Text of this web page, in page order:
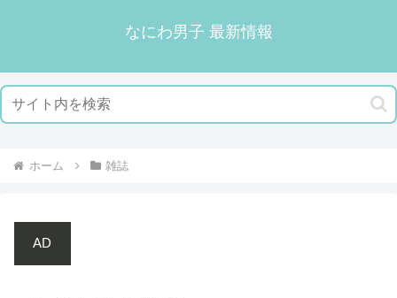
なにわ男子 最新情報
ホーム 雑誌
AD